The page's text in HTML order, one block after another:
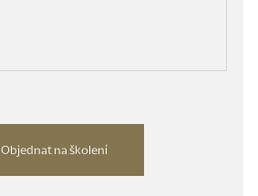
Objednat na školení